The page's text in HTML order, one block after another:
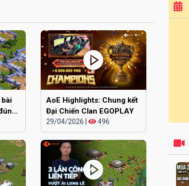
bài
AoE Highlights: Chung kết
Đại Chiến Clan EGOPLAY
29/04/2026 496